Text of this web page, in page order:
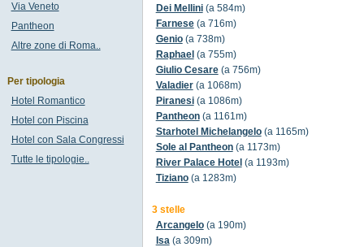
Dei Mellini(a 584m)
Farnese(a 716m)
Genio(a 738m)
Raphael (a 755m)
Giulio Cesare(a 756m)
Valadier(a 1068m)
Piranesi(a 1086m)
Pantheon(a 1161m)
Starhotel Michelangelo(a 1165m)
Sole al Pantheon(a 1173m)
River Palace Hotel (a 1193m)
Tiziano(a 1283m)
3 stelle
Arcangelo(a 190m)
Isa(a 309m)
Via Veneto
Pantheon
Altre zone di Roma..
Per tipologia
Hotel Romantico
Hotel con Piscina
Hotel con Sala Congressi
Tutte le tipologie..